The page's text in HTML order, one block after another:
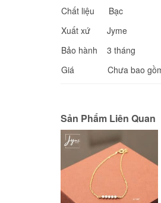
Chất liệu Bạc
Xuất xứ Jyme
Bảo hành 3 tháng
Giá Chưa bao gồm
Sản Phẩm Liên Quan